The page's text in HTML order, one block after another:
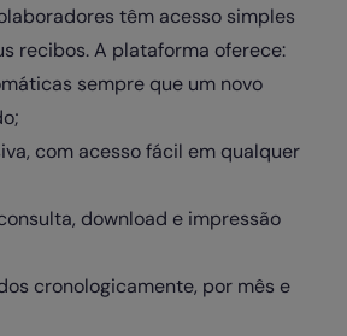
têm acesso simples
recibos. A plataforma oferece:
sempre que um novo
com acesso fácil em qualquer
download e impressão
cronologicamente, por mês e